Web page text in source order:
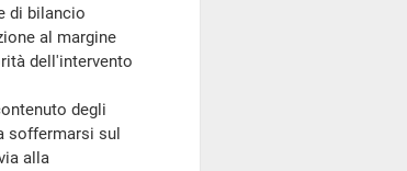
di bilancio
al margine
dell'intervento
degli
soffermarsi sul
alla